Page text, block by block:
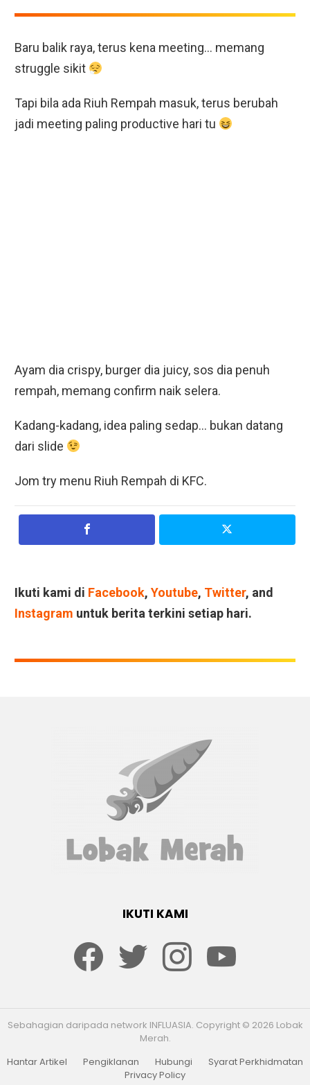
Baru balik raya, terus kena meeting… memang
struggle sikit
Tapi bila ada Riuh Rempah masuk, terus berubah
jadi meeting paling productive hari tu
Ayam dia crispy, burger dia juicy, sos dia penuh
rempah, memang confirm naik selera.
Kadang-kadang, idea paling sedap… bukan datang
dari slide
Jom try menu Riuh Rempah di KFC.
Ikuti kami di Facebook,Youtube, Twitter, and
Instagram untuk berita terkini setiap hari.
IKUTI KAMI
Sebahagian daripada network INFLUASIA. Copyright © 2026 Lobak
Merah.
Hantar Artikel
Pengiklanan Hubungi
Syarat Perkhidmatan
Privacy Policy